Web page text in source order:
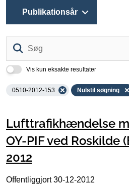
Vis kun eksakte resultater
0510-2012-153 Nulstil søgning
Publikationsår
Lufttrafikhændelse
OY-PIF ved Roskilde
2012
Offentliggjort30-12-2012